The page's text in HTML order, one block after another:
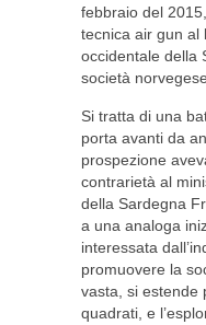
febbraio del
tecnica air gun al
occidentale della
società
Si tratta di una
porta avanti da
prospezione
contrarietà al
della Sardegna
a una analoga
interessata
promuovere la
vasta, si estende
quadrati, e